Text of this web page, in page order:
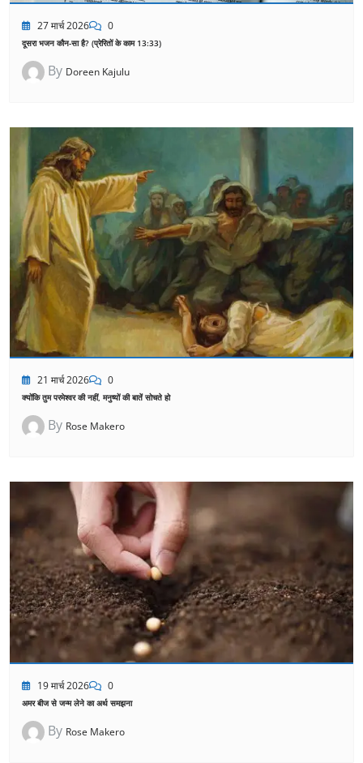
27 मार्च 2026 0
दूसरा भजन कौन-सा है? (प्रेरितों के काम 13:33)
By Doreen Kajulu
21 मार्च 2026 0
क्योंकि तुम परमेश्वर की नहीं, मनुष्यों की बातें सोचते हो
By Rose Makero
19 मार्च 2026 0
अमर बीज से जन्म लेने का अर्थ समझना
By Rose Makero